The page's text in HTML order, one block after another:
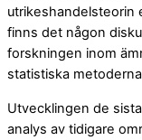
utrikeshandelsteorin
finns det någon
forskningen inom
statistiska
Utvecklingen de
analys av tidigare